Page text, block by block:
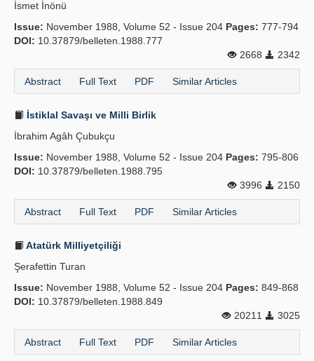
İsmet İnönü
Issue: November 1988, Volume 52 - Issue 204 Pages: 777-794
DOI: 10.37879/belleten.1988.777
2668
2342
Abstract Full Text PDF Similar Articles
İstiklal Savaşı ve Milli Birlik
İbrahim Agâh Çubukçu
Issue: November 1988, Volume 52 - Issue 204 Pages: 795-806
DOI: 10.37879/belleten.1988.795
3996
2150
Abstract Full Text PDF Similar Articles
Atatürk Milliyetçiliği
Şerafettin Turan
Issue: November 1988, Volume 52 - Issue 204 Pages: 849-868
DOI: 10.37879/belleten.1988.849
20211
3025
Abstract Full Text PDF Similar Articles